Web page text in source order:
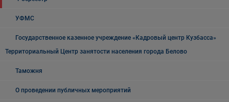
УФМС
Государственное казенное учреждение «Кадровый центр Кузбасса»
Территориальный Центр занятости населения города Белово
Таможня
О проведении публичных мероприятий